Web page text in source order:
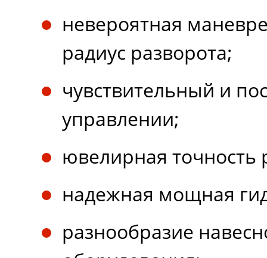
невероятная
радиус разворота;
чувствительный и
управлении;
ювелирная точность
надежная мощная
разнообразие